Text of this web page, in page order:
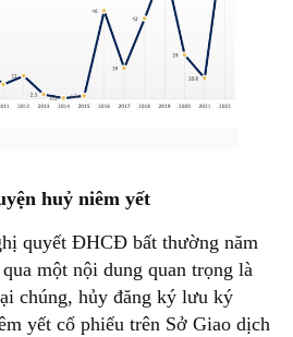
huỷ niêm yết
quyết ĐHCĐ bất thường năm
một nội dung quan trọng là
chúng, hủy đăng ký lưu ký
yết cổ phiếu trên Sở Giao dịch